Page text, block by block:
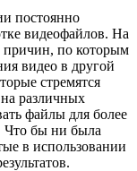
постоянно
видеофайлов. На
причин, по которым
видео в другой
стремятся
различных
файлы для более
Что бы ни была
в использовании